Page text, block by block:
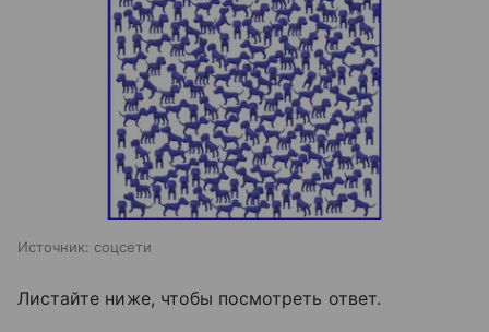
Источник: соцсети
Листайте ниже, чтобы посмотреть ответ.